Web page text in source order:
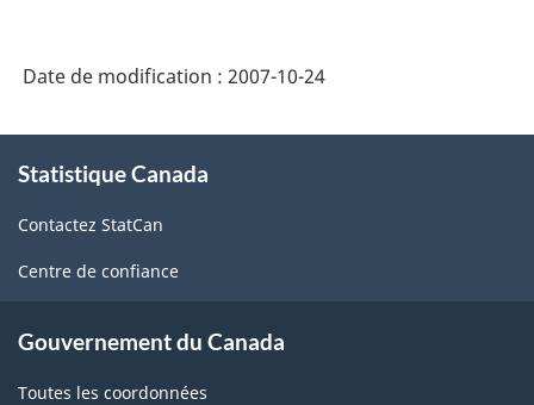
Date de modification : 2007-10-24
propos
ce
site
Statistique Canada
Contactez StatCan
Centre de confiance
Gouvernement du Canada
Toutes les coordonnées